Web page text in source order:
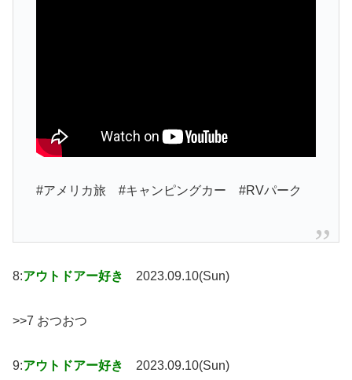
#アメリカ旅 #キャンピングカー #RVパーク
8:アウトドアー好き 2023.09.10(Sun)
>>7 おつおつ
9:アウトドアー好き 2023.09.10(Sun)